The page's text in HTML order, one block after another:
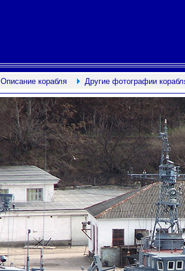
Описание корабля Другие фотографии